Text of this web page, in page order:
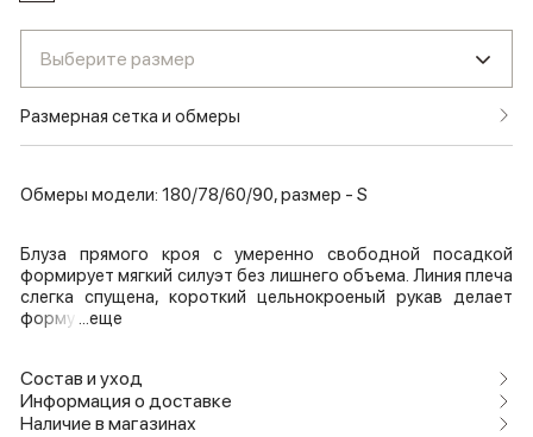
Выберите размер
Размерная сетка и обмеры
Обмеры модели: 180/78/60/90, размер - S
Блуза прямого кроя с умеренно свободной посадкой
формирует мягкий силуэт без лишнего объема. Линия плеча
слегка спущена, короткий цельнокроеный рукав делает
форму ...еще
Состав и уход
Информация о доставке
Наличие в магазинах